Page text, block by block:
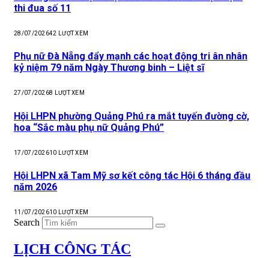
thi đua số 11
28/07/202642 LƯỢT XEM
Phụ nữ Đà Nẵng đẩy mạnh các hoạt động tri ân nhân
kỷ niệm 79 năm Ngày Thương binh – Liệt sĩ
27/07/20268 LƯỢT XEM
Hội LHPN phường Quảng Phú ra mắt tuyến đường cờ,
hoa “Sắc màu phụ nữ Quảng Phú”
17/07/202610 LƯỢT XEM
Hội LHPN xã Tam Mỹ sơ kết công tác Hội 6 tháng đầu
năm 2026
11/07/202610 LƯỢT XEM
Search
LỊCH CÔNG TÁC